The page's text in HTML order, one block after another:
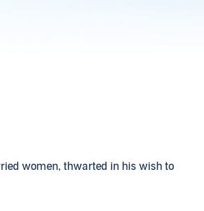
women, thwarted in his wish to